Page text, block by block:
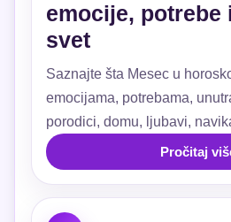
emocije, potrebe
svet
Saznajte šta Mesec u
emocijama, potrebama,
porodici, domu, ljubavi,
sigurnosti.
Pročitaj